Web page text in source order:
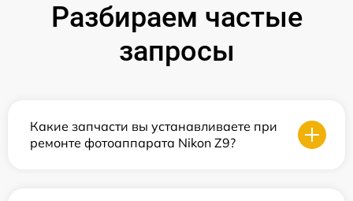
Разбираем частые
запросы
Какие запчасти вы устанавливаете при
ремонте фотоаппарата Nikon Z9?